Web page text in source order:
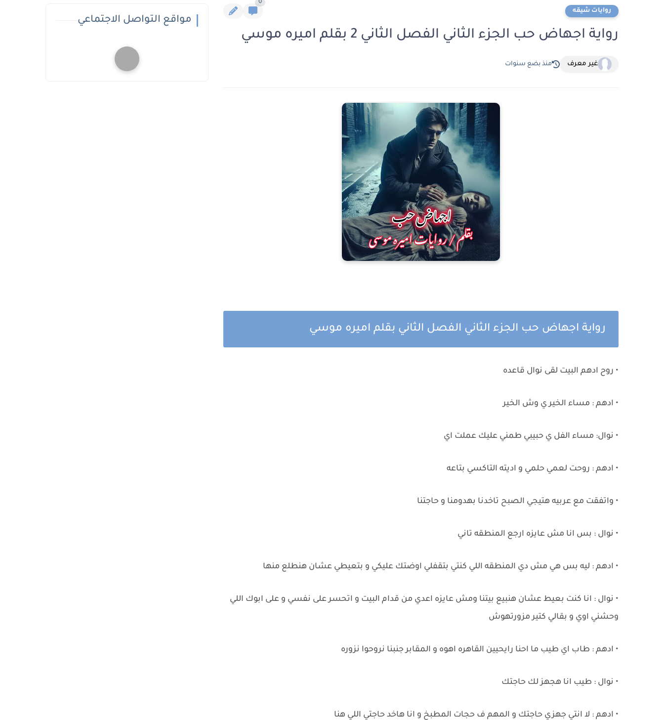
روايات شيقه
0
رواية اجهاض حب الجزء الثاني الفصل الثاني 2 بقلم اميره موسي
غير معرف منذ بضع سنوات
رواية اجهاض حب الجزء الثاني الفصل الثاني بقلم اميره موسي
• روح ادهم البيت لقى نوال قاعده
• ادهم : مساء الخير ي وش الخير
• نوال: مساء الفل ي حبيبي طمني عليك عملت اي
• ادهم : روحت لعمي حلمي و اديته التاكسي بتاعه
• واتفقت مع عربيه هتيجي الصبح تاخدنا بهدومنا و حاجتنا
• نوال : بس انا مش عايزه ارجع المنطقه تاني
• ادهم : ليه بس هي مش دي المنطقه اللي كنتي بتقفلي اوضتك عليكي و بتعيطي عشان هنطلع منها
• نوال : انا كنت بعيط عشان هنبيع بيتنا ومش عايزه اعدي من قدام البيت و اتحسر على نفسي و على ابوك اللي
وحشني اوي و بقالي كتير مزورتهوش
• ادهم : طاب اي طيب ما احنا رايحيين القاهره اهوه و المقابر جنبنا نروحوا نزوره
• نوال : طيب انا هجهز لك حاجتك
• ادهم : لا انتي جهزي حاجتك و المهم ف حجات المطبخ و انا هاخد حاجتي اللي هنا
مواقع التواصل الاجتماعي